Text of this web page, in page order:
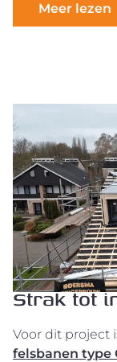
Meer lezen
Strak tot
Voor dit project
felsbanen type